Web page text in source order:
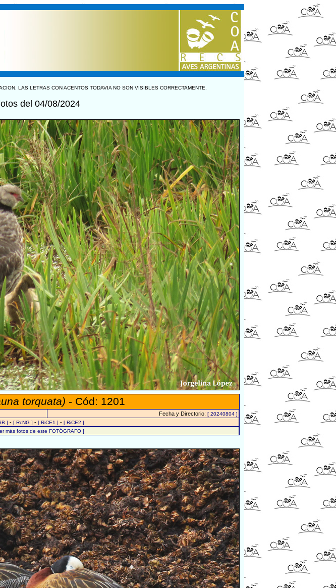
LAS LETRAS CON ACENTOS TODAVIA NO SON VISIBLES CORRECTAMENTE.
del 04/08/2024
torquata) - Cód: 1201
Fecha y Directorio: [ 20240804 ]
] - [ RcNG ] - [ RiCE1 ] - [ RiCE2 ]
más fotos de este FOTÓGRAFO ]